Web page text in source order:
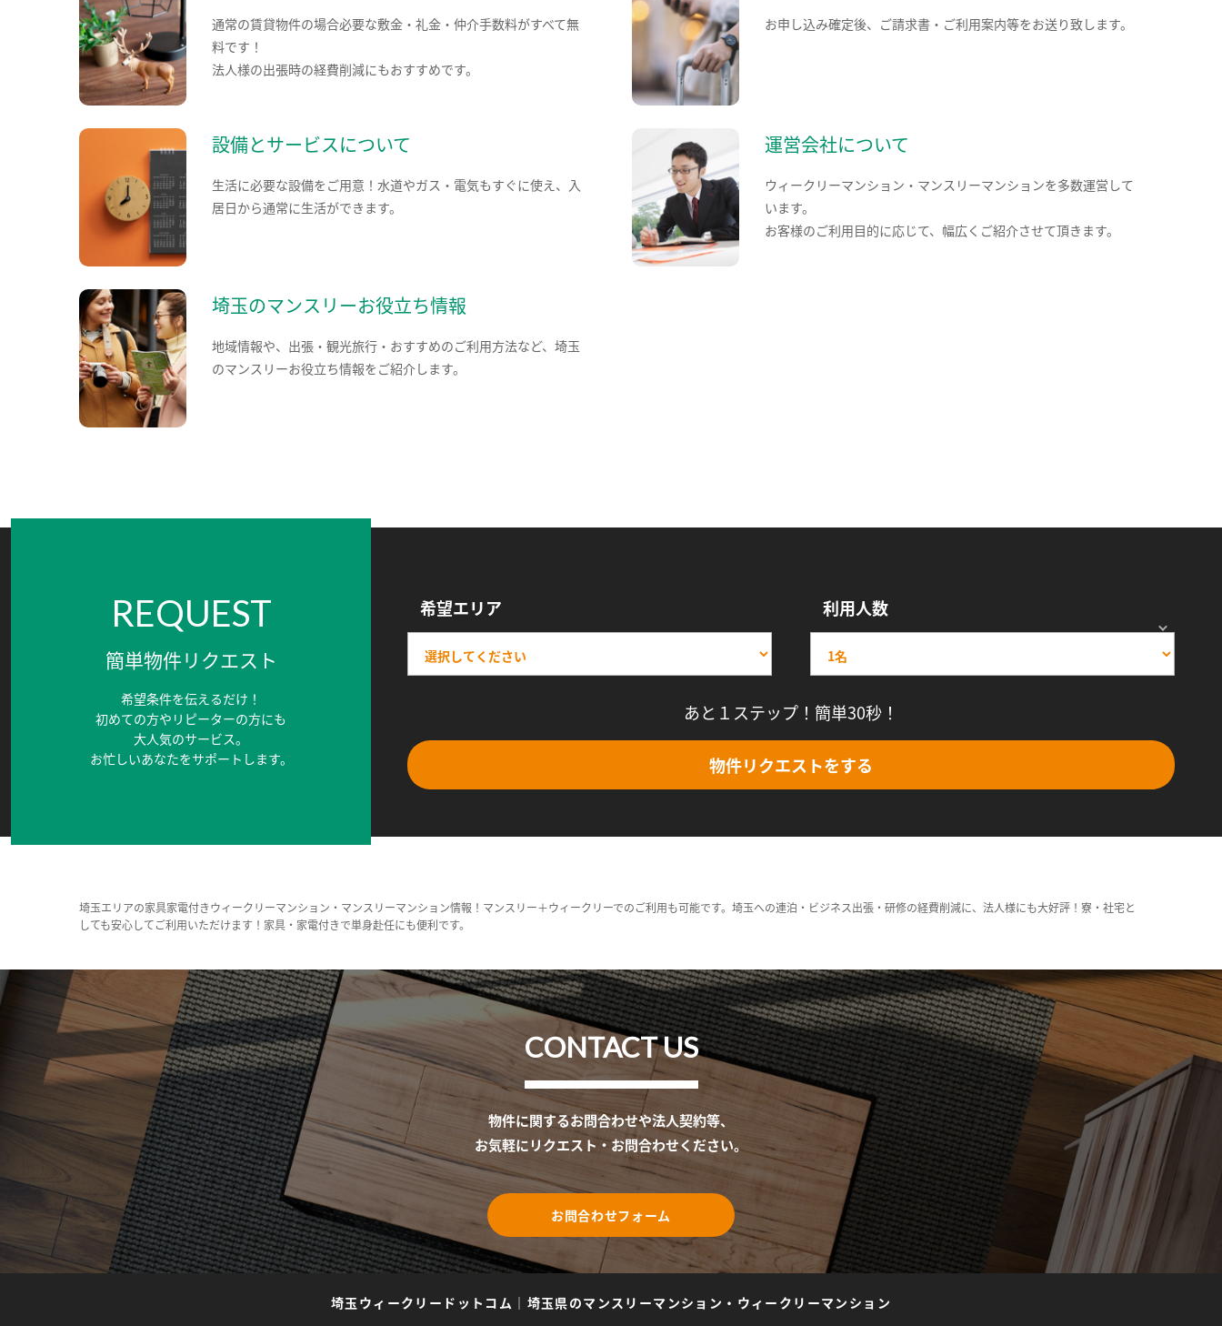
通常の賃貸物件の場合必要な敷金・礼金・仲介手数料がすべて無
料です！
法人様の出張時の経費削減にもおすすめです。
お申し込み確定後、ご請求書・ご利用案内等をお送り致します。
設備とサービスについて
生活に必要な設備をご用意！水道やガス・電気もすぐに使え、入
居日から通常に生活ができます。
運営会社について
ウィークリーマンション・マンスリーマンションを多数運営して
います。
お客様のご利用目的に応じて、幅広くご紹介させて頂きます。
埼玉のマンスリーお役立ち情報
地域情報や、出張・観光旅行・おすすめのご利用方法など、埼玉
のマンスリーお役立ち情報をご紹介します。
REQUEST
簡単物件リクエスト
希望条件を伝えるだけ！
初めての方やリピーターの方にも
大人気のサービス。
お忙しいあなたをサポートします。
希望エリア 利用人数
あと１ステップ！簡単30秒！
物件リクエストをする
埼玉エリアの家具家電付きウィークリーマンション・マンスリーマンション情報！マンスリー＋ウィークリーでのご利用も可能です。埼玉への連泊・ビジネス出張・研修の経費削減に、法人様にも大好評！寮・社宅と
しても安心してご利用いただけます！家具・家電付きで単身赴任にも便利です。
CONTACT US
物件に関するお問合わせや法人契約等、
お気軽にリクエスト・お問合わせください。
お問合わせフォーム
埼玉ウィークリードットコム ｜ 埼玉県のマンスリーマンション・ウィークリーマンション